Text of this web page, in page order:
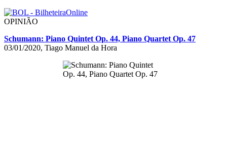
OPINIÃO
Schumann: Piano Quintet Op. 44, Piano Quartet Op. 47
03/01/2020, Tiago Manuel da Hora